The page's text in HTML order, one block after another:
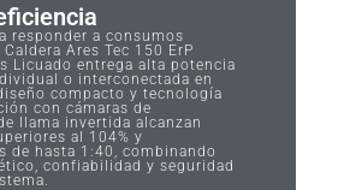
responder a consumos
Ares Tec 150 ErP
Licuado entrega alta potencia
o interconectada en
compacto y tecnología
con cámaras de
llama invertida alcanzan
al 104% y
de hasta 1:40, combinando
confiabilidad y seguridad